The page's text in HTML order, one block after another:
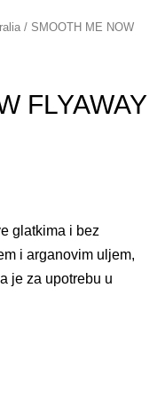
/ SMOOTH ME NOW
FLYAWAY
glatkima i bez
i arganovim uljem,
je za upotrebu u